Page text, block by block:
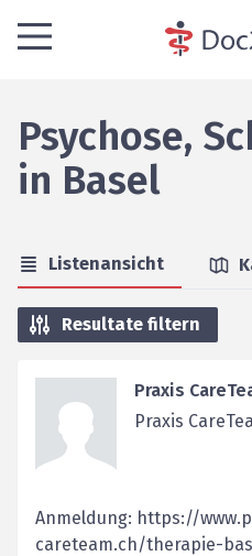
Psychose,
in Basel
Listenansicht
Resultate filtern
Praxis
Praxis
Anmeldung: https://
careteam.ch/therapie-